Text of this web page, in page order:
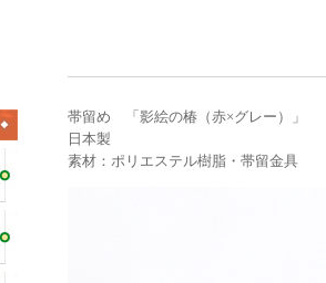
帯留め 「影絵の椿（赤×グレー）」
日本製
素材：ポリエステル樹脂・帯留金具